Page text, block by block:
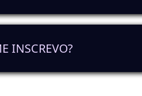
INSCREVO?